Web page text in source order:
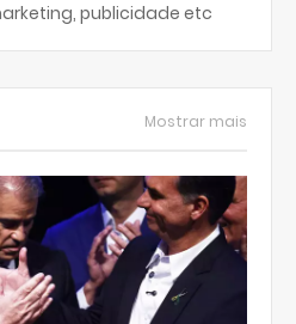
publicidade etc
Mostrar mais